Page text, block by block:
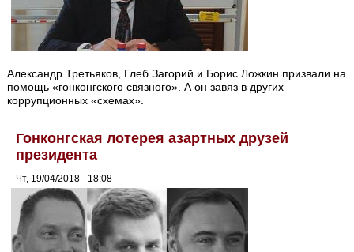
Александр Третьяков, Глеб Загорий и Борис Ложкин призвали на
помощь «гонконгского связного». А он завяз в других
коррупционных «схемах».
Гонконгская лотерея азартных друзей
президента
Чт, 19/04/2018 - 18:08